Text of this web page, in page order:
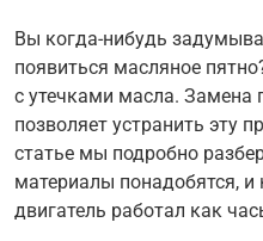
Вы когда-нибудь
появиться масляное
с утечками масла. Замена
позволяет устранить эту
статье мы подробно
материалы понадобятся,
двигатель работал как